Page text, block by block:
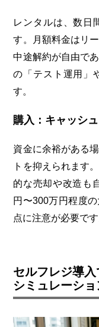
レンタルは、数日
す。月額料金はリ
中途解約が自由で
の「テスト運用」
す。
購入：キャッシ
資金に余裕がある
トを抑えられます
的な売却や改造も
円〜300万円程度
点に注意が必要です
セルフレジ導
シミュレーショ